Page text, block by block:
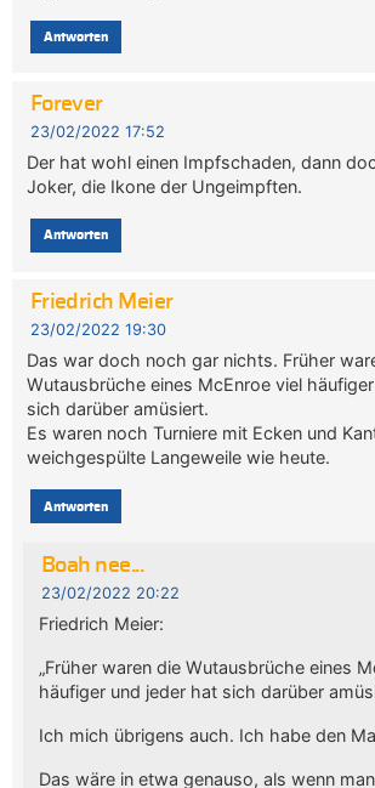
Antworten
Forever
23/02/2022 17:52
Der hat wohl einen Impfschaden, dann
Joker, die Ikone der Ungeimpften.
Antworten
Friedrich Meier
23/02/2022 19:30
Das war doch noch gar nichts. Früher
Wutausbrüche eines McEnroe viel
sich darüber amüsiert.
Es waren noch Turniere mit Ecken und
weichgespülte Langeweile wie heute.
Antworten
Boah nee...
23/02/2022 20:22
Friedrich Meier:
„Früher waren die Wutausbrüche eines
häufiger und jeder hat sich darüber
Ich mich übrigens auch. Ich habe den
Das wäre in etwa genauso, als wenn